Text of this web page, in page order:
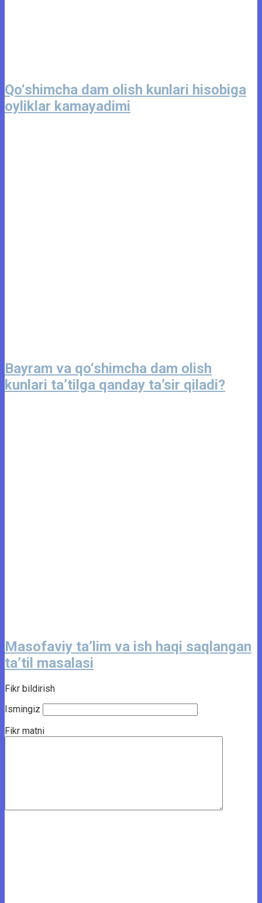
Qo‘shimcha dam olish kunlari hisobiga
oyliklar kamayadimi
Bayram va qo‘shimcha dam olish
kunlari ta’tilga qanday ta’sir qiladi?
Masofaviy ta’lim va ish haqi saqlangan
ta’til masalasi
Fikr bildirish
Ismingiz
Fikr matni